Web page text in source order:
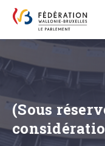
(Sous